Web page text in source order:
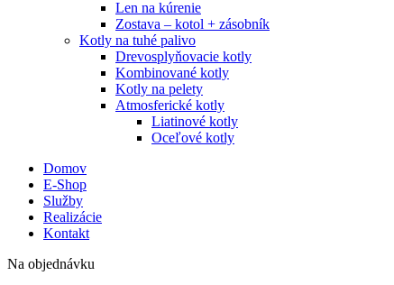
Len na kúrenie
Zostava – kotol + zásobník
Kotly na tuhé palivo
Drevosplyňovacie kotly
Kombinované kotly
Kotly na pelety
Atmosferické kotly
Liatinové kotly
Oceľové kotly
Domov
E-Shop
Služby
Realizácie
Kontakt
Na objednávku